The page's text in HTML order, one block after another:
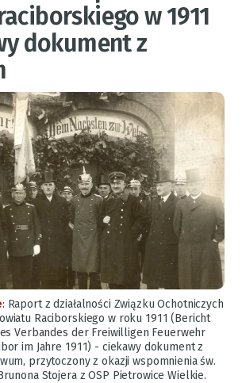
w 1911
dokument z
: Raport z działalności Związku Ochotniczych
Raciborskiego w roku 1911 (Bericht
Verbandes der Freiwilligen Feuerwehr
im Jahre 1911) - ciekawy dokument z
przytoczony z okazji wspomnienia św.
Stojera z OSP Pietrowice Wielkie.